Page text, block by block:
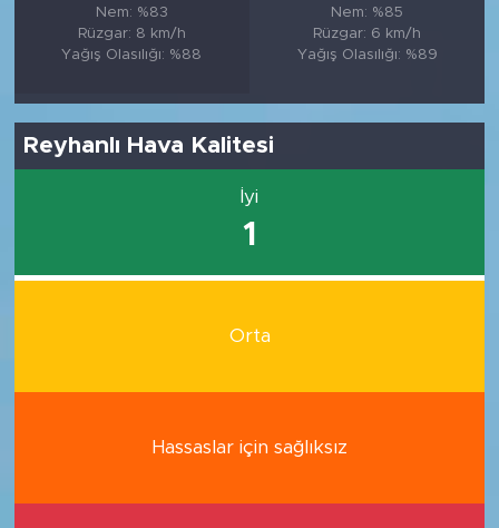
Nem: %83
Rüzgar: 8 km/h
Yağış Olasılığı: %88
Nem: %85
Rüzgar: 6 km/h
Yağış Olasılığı: %89
Reyhanlı Hava Kalitesi
İyi
1
Orta
Hassaslar için sağlıksız